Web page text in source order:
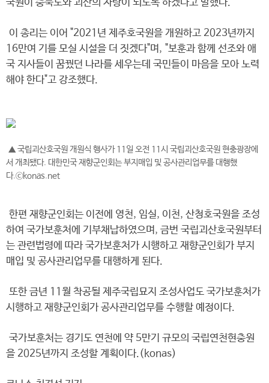
국원이 충북도와 괴산의 자랑이 되도록 하겠다고 말했다.
이 총리는 이어 "2021년 제주호국원을 개원하고 2023년까지
16만여 기를 모실 시설을 더 짓겠다"며, "보훈과 함께 선조와 애
국 지사들이 꿈꿨던 나라를 세우는데 국민들이 마음을 모아 노력
해야 한다"고 강조했다.
▲ 국립괴산호국원 개원식 행사가 11일 오전 11시 국립괴산호국원 현충광장에
서 개최됐다. 대한민국 재향군인회는 부지매입 및 공사관리업무를 대행했
다.ⓒkonas.net
한편 재향군인회는 이전에 영천, 임실, 이천, 산청호국원을 조성
하여 국가보훈처에 기부채납하였으며, 금번 국립괴산호국원부터
는 관련법령에 따라 국가보훈처가 시행하고 재향군인회가 부지
매입 및 공사관리업무를 대행하게 된다.
또한 금년 11월 착공될 제주국립묘지 조성사업도 국가보훈처가
시행하고 재향군인회가 공사관리업무를 수행할 예정이다.
국가보훈처는 경기도 연천에 약 5만기 규모의 국립연천현충원
을 2025년까지 조성할 계획이다.(konas)